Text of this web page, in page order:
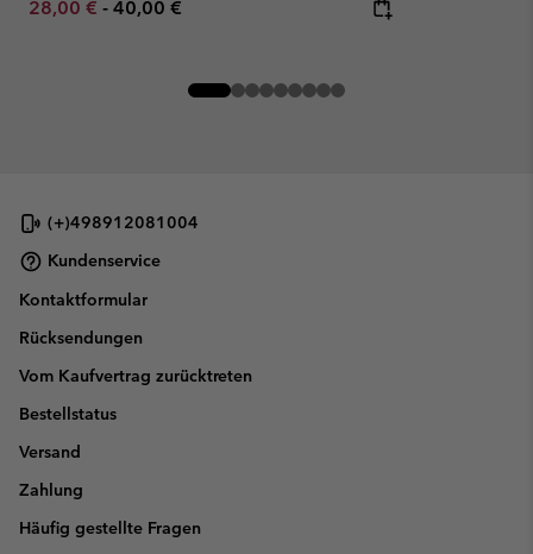
Minimum sale price:
28,00 € - Maximum price:
40,00 €
(+)498912081004
Kundenservice
Kontaktformular
Rücksendungen
Vom Kaufvertrag zurücktreten
Bestellstatus
Versand
Zahlung
Häufig gestellte Fragen